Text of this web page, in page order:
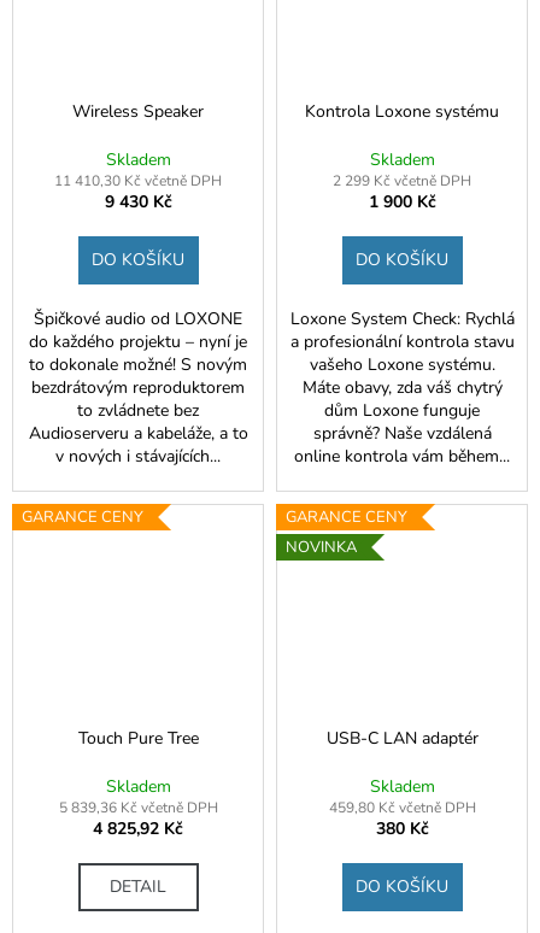
Wireless Speaker
Skladem
11 410,30 Kč včetně DPH
9 430 Kč
DO KOŠÍKU
Špičkové audio od LOXONE
do každého projektu – nyní je
to dokonale možné! S novým
bezdrátovým reproduktorem
to zvládnete bez
Audioserveru a kabeláže, a to
v nových i stávajících...
Kontrola Loxone systému
Skladem
2 299 Kč včetně DPH
1 900 Kč
DO KOŠÍKU
Loxone System Check: Rychlá
a profesionální kontrola stavu
vašeho Loxone systému.
Máte obavy, zda váš chytrý
dům Loxone funguje
správně? Naše vzdálená
online kontrola vám během...
GARANCE CENY
Touch Pure Tree
Skladem
5 839,36 Kč včetně DPH
4 825,92 Kč
DETAIL
GARANCE CENY
NOVINKA
USB-C LAN adaptér
Skladem
459,80 Kč včetně DPH
380 Kč
DO KOŠÍKU